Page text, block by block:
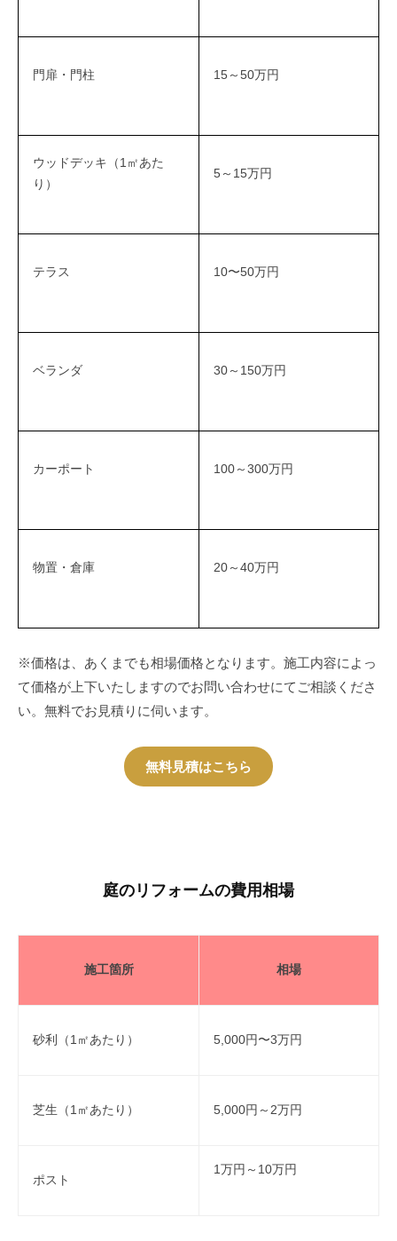
門扉・門柱 15～50万円
ウッドデッキ（1㎡あた
り）
5～15万円
テラス 10〜50万円
ベランダ 30～150万円
カーポート 100～300万円
物置・倉庫 20～40万円
※価格は、あくまでも相場価格となります。施工内容によっ
て価格が上下いたしますのでお問い合わせにてご相談くださ
い。無料でお見積りに伺います。
無料見積はこちら
庭のリフォームの費用相場
施工箇所 相場
砂利（1㎡あたり） 5,000円〜3万円
芝生（1㎡あたり） 5,000円～2万円
ポスト
1万円～10万円